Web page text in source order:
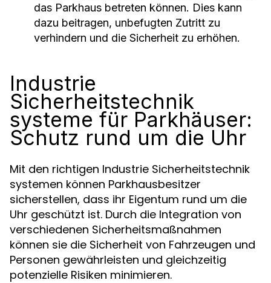
das Parkhaus betreten können. Dies kann
dazu beitragen, unbefugten Zutritt zu
verhindern und die Sicherheit zu erhöhen.
Industrie
Sicherheitstechnik
systeme für Parkhäuser:
Schutz rund um die Uhr
Mit den richtigen Industrie Sicherheitstechnik
systemen können Parkhausbesitzer
sicherstellen, dass ihr Eigentum rund um die
Uhr geschützt ist. Durch die Integration von
verschiedenen Sicherheitsmaßnahmen
können sie die Sicherheit von Fahrzeugen und
Personen gewährleisten und gleichzeitig
potenzielle Risiken minimieren.